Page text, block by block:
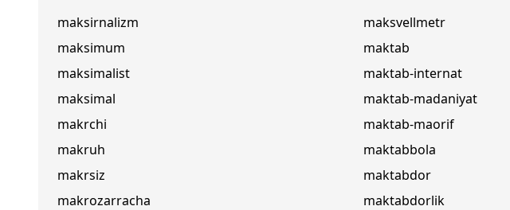
maksirnalizm
maksimum
maksimalist
maksimal
makrchi
makruh
makrsiz
makrozarracha
maksvellmetr
maktab
maktab-internat
maktab-madaniyat
maktab-maorif
maktabbola
maktabdor
maktabdorlik